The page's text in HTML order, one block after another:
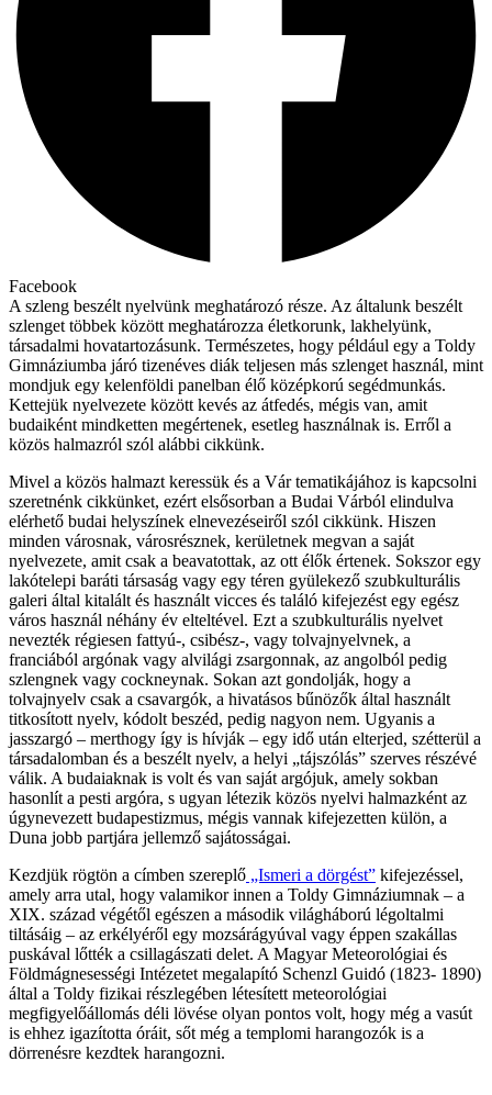
Facebook
A szleng beszélt nyelvünk meghatározó része. Az általunk beszélt
szlenget többek között meghatározza életkorunk, lakhelyünk,
társadalmi hovatartozásunk. Természetes, hogy például egy a Toldy
Gimnáziumba járó tizenéves diák teljesen más szlenget használ, mint
mondjuk egy kelenföldi panelban élő középkorú segédmunkás.
Kettejük nyelvezete között kevés az átfedés, mégis van, amit
budaiként mindketten megértenek, esetleg használnak is. Erről a
közös halmazról szól alábbi cikkünk.
Mivel a közös halmazt keressük és a Vár tematikájához is kapcsolni
szeretnénk cikkünket, ezért elsősorban a Budai Várból elindulva
elérhető budai helyszínek elnevezéseiről szól cikkünk. Hiszen
minden városnak, városrésznek, kerületnek megvan a saját
nyelvezete, amit csak a beavatottak, az ott élők értenek. Sokszor egy
lakótelepi baráti társaság vagy egy téren gyülekező szubkulturális
galeri által kitalált és használt vicces és találó kifejezést egy egész
város használ néhány év elteltével. Ezt a szubkulturális nyelvet
nevezték régiesen fattyú-, csibész-, vagy tolvajnyelvnek, a
franciából argónak vagy alvilági zsargonnak, az angolból pedig
szlengnek vagy cockneynak. Sokan azt gondolják, hogy a
tolvajnyelv csak a csavargók, a hivatásos bűnözők által használt
titkosított nyelv, kódolt beszéd, pedig nagyon nem. Ugyanis a
jasszargó – merthogy így is hívják – egy idő után elterjed, szétterül a
társadalomban és a beszélt nyelv, a helyi „tájszólás” szerves részévé
válik. A budaiaknak is volt és van saját argójuk, amely sokban
hasonlít a pesti argóra, s ugyan létezik közös nyelvi halmazként az
úgynevezett budapestizmus, mégis vannak kifejezetten külön, a
Duna jobb partjára jellemző sajátosságai.
Kezdjük rögtön a címben szereplő „Ismeri a dörgést” kifejezéssel,
amely arra utal, hogy valamikor innen a Toldy Gimnáziumnak – a
XIX. század végétől egészen a második világháború légoltalmi
tiltásáig – az erkélyéről egy mozsárágyúval vagy éppen szakállas
puskával lőtték a csillagászati delet. A Magyar Meteorológiai és
Földmágnesességi Intézetet megalapító Schenzl Guidó (1823- 1890)
által a Toldy fizikai részlegében létesített meteorológiai
megfigyelőállomás déli lövése olyan pontos volt, hogy még a vasút
is ehhez igazította óráit, sőt még a templomi harangozók is a
dörrenésre kezdtek harangozni.